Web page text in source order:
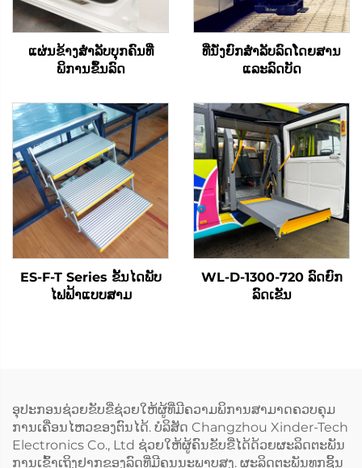
ແຜ່ນຂ້າງສໍາລັບບຸກຄົນທີ່
ພິການຂຶ້ນລົດ
ທີ່ນັ່ງຍົກສຳລັບລົດໂດຍສານ
ແລະລົດບັດ
ES-F-T Series ຂັ້ນໄດພັບ
ໄຟຟ້າແບບສາມ
WL-D-1300-720 ລົດຍົກ
ລົດເຂັນ
ອຸປະກອນຊ່ວຍຂັບຂີ່ຊ່ວຍໃຫ້ຜູ້ທີ່ມີຄວາມພິການສາມາດຄວບຄຸມ
ການເຄື່ອນໄຫວຂອງຕົນໄດ້. ບໍລິສັດ Changzhou Xinder-Tech
Electronics Co., Ltd ຊ່ວຍໃຫ້ຜູ້ຄົນຂັບຂີ່ໄດ້ດ້ວຍຜະລິດຕະພັນ
ການເຂົ້າເຖິງຢາກຂອງລົດທີ່ມີຄຸນນະພາບສູງ. ຜະລິດຕະພັນທຸກຊິ້ນ